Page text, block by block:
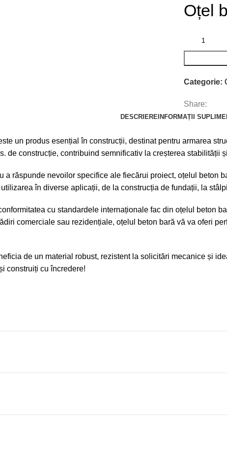
Oțel
Categorie:
Share:
DESCRIEREINFORMAȚII
un produs esențial în construcții, destinat pentru armarea
de construcție, contribuind semnificativ la creșterea stabilității
a răspunde nevoilor specifice ale fiecărui proiect, oțelul beton
în diverse aplicații, de la construcția de fundații, la
cu standardele internaționale fac din oțelul beton
comerciale sau rezidențiale, oțelul beton bară vă va oferi
de un material robust, rezistent la solicitări mecanice și
construiți cu încredere!